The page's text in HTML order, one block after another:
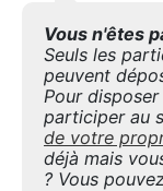
Vous n'êtes
Seuls les
peuvent
Pour
participer au
de votre
déjà mais
? Vous